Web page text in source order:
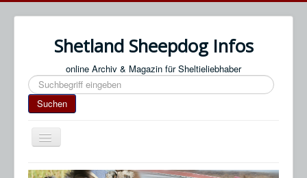
Shetland Sheepdog Infos
online Archiv & Magazin für Sheltieliebhaber
Suchen
Suchen
Navigation
an/aus
Start